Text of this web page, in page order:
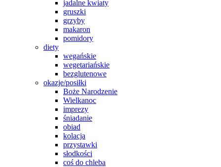
jadalne kwiaty
gruszki
grzyby
makaron
pomidory
diety
wegańskie
wegetariańskie
bezglutenowe
okazje/posiłki
Boże Narodzenie
Wielkanoc
imprezy
śniadanie
obiad
kolacja
przystawki
słodkości
coś do chleba